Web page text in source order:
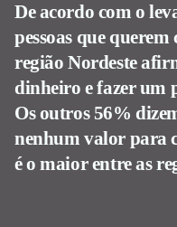
De acordo com o
pessoas que
região Nordeste
dinheiro e fazer um
Os outros 56%
nenhum valor para
é o maior entre as